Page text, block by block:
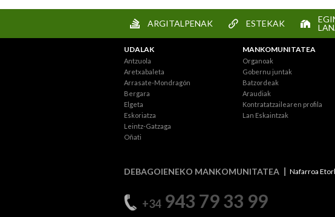
ARGITALPENAK ESTEKAK
UDALAK
Antzuola
Aretxabaleta
Arrasate-Mondragón
Bergara
Elgeta
Eskoriatza
Leintz-Gatzaga
Oñati
MANKOMUNITATEA
Organoak
Gobernu juntak
Batzordeak
Araudiak
Kontratatzailearen profila
Lan Eskaintzak
DEBAGOIENEKO MANKOMUNITATEA Nafarroa
+34943 79 33 99